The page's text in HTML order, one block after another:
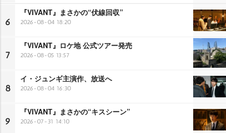
6
『VIVANT』まさかの“伏線回収”
2026-08-04 18:20
7
『VIVANT』ロケ地 公式ツアー発売
2026-08-05 13:57
8
イ・ジュンギ主演作、放送へ
2026-08-04 16:30
9
『VIVANT』まさかの“キスシーン”
2026-07-31 14:10